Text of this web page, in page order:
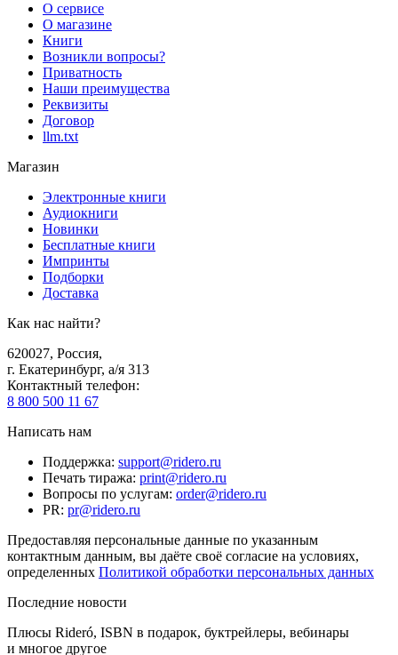
О сервисе
О магазине
Книги
Возникли вопросы?
Приватность
Наши преимущества
Реквизиты
Договор
llm.txt
Магазин
Электронные книги
Аудиокниги
Новинки
Бесплатные книги
Импринты
Подборки
Доставка
Как нас найти?
620027, Россия,
г. Екатеринбург, а/я 313
Контактный телефон:
8 800 500 11 67
Написать нам
Поддержка: support@ridero.ru
Печать тиража: print@ridero.ru
Вопросы по услугам: order@ridero.ru
PR: pr@ridero.ru
Предоставляя персональные данные по указанным
контактным данным, вы даёте своё согласие на условиях,
определенных Политикой обработки персональных данных
Последние новости
Плюсы Rideró, ISBN в подарок, буктрейлеры, вебинары
и многое другое